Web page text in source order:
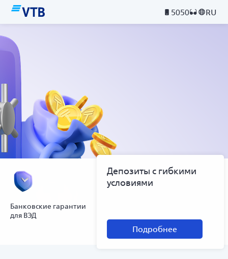
5050 RU
Банковские гарантии
для ВЭД
Депозиты с гибкими
условиями
Подробнее